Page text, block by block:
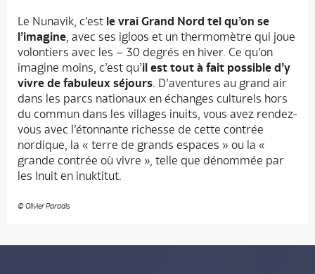
Le Nunavik, c’est le vrai Grand Nord tel qu’on se
l’imagine , avec ses igloos et un thermomètre qui joue
volontiers avec les – 30 degrés en hiver. Ce qu’on
imagine moins, c’est qu’il est tout à fait possible d’y
vivre de fabuleux séjours . D’aventures au grand air
dans les parcs nationaux en échanges culturels hors
du commun dans les villages inuits, vous avez rendez-
vous avec l’étonnante richesse de cette contrée
nordique, la « terre de grands espaces » ou la «
grande contrée où vivre », telle que dénommée par
les Inuit en inuktitut.
© Olivier Paradis